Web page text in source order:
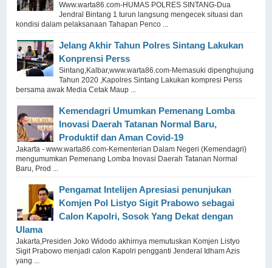
Www.warta86.com-HUMAS POLRES SINTANG-Dua
Jendral Bintang 1 turun langsung mengecek situasi dan
kondisi dalam pelaksanaan Tahapan Penco ...
Jelang Akhir Tahun Polres Sintang Lakukan
Konprensi Perss
Sintang,Kalbar,www.warta86.com-Memasuki dipenghujung
Tahun 2020 ,Kapolres Sintang Lakukan kompresi Perss
bersama awak Media Cetak Maup ...
Kemendagri Umumkan Pemenang Lomba
Inovasi Daerah Tatanan Normal Baru,
Produktif dan Aman Covid-19
Jakarta - www.warta86.com-Kementerian Dalam Negeri (Kemendagri)
mengumumkan Pemenang Lomba Inovasi Daerah Tatanan Normal
Baru, Prod ...
Pengamat Intelijen Apresiasi penunjukan
Komjen Pol Listyo Sigit Prabowo sebagai
Calon Kapolri, Sosok Yang Dekat dengan
Ulama
Jakarta,Presiden Joko Widodo akhirnya memutuskan Komjen Listyo
Sigit Prabowo menjadi calon Kapolri pengganti Jenderal Idham Azis
yang ...